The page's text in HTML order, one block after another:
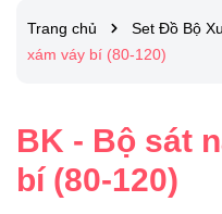
Trang chủ Set Đồ Bộ
xám váy bí (80-120)
BK - Bộ sát
bí (80-120)